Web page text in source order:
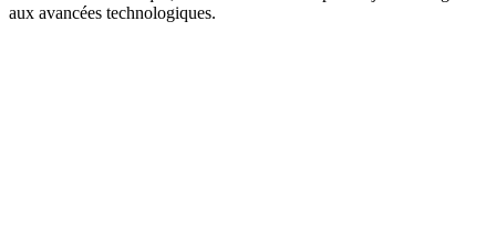
aux avancées technologiques.